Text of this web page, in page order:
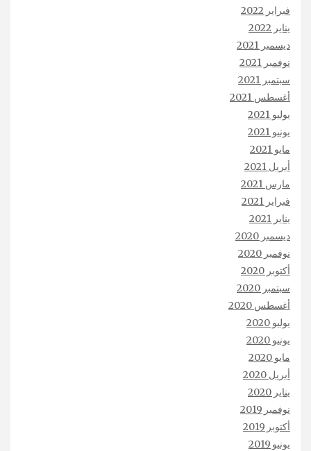
فبراير 2022
يناير 2022
ديسمبر 2021
نوفمبر 2021
سبتمبر 2021
أغسطس 2021
يوليو 2021
يونيو 2021
مايو 2021
أبريل 2021
مارس 2021
فبراير 2021
يناير 2021
ديسمبر 2020
نوفمبر 2020
أكتوبر 2020
سبتمبر 2020
أغسطس 2020
يوليو 2020
يونيو 2020
مايو 2020
أبريل 2020
يناير 2020
نوفمبر 2019
أكتوبر 2019
يونيو 2019